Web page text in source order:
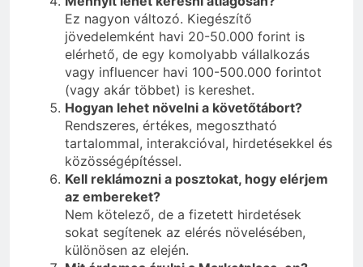
Ez nagyon változó. Kiegészítő
jövedelemként havi 20-50.000 forint is
elérhető, de egy komolyabb vállalkozás
vagy influencer havi 100-500.000 forintot
(vagy akár többet) is kereshet.
Hogyan lehet növelni a követőtábort?
Rendszeres, értékes, megosztható
tartalommal, interakcióval, hirdetésekkel és
közösségépítéssel.
Kell reklámozni a posztokat, hogy elérjem
az embereket?
Nem kötelező, de a fizetett hirdetések
sokat segítenek az elérés növelésében,
különösen az elején.